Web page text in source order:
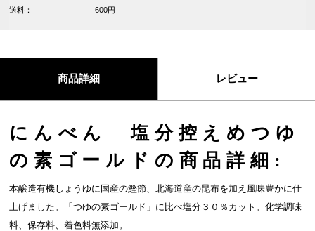
送料： 600円
商品詳細 レビュー
にんべん 塩分控えめつゆ
の素ゴールドの商品詳細:
本醸造有機しょうゆに国産の鰹節、北海道産の昆布を加え風味豊かに仕
上げました。「つゆの素ゴールド」に比べ塩分３０％カット。化学調味
料、保存料、着色料無添加。